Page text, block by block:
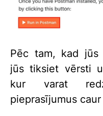
Pēc tam, kad jūs
jūs tiksiet vērsti
kur varat
pieprasījumus